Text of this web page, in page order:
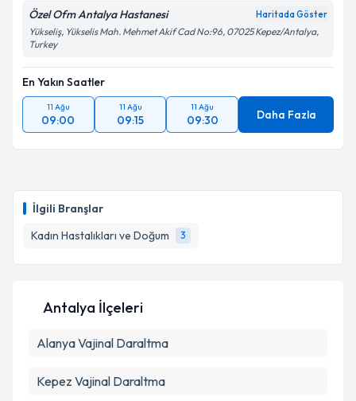
İlgili Branşlar
Kadın Hastalıkları ve Doğum
3
Özel Ofm Antalya Hastanesi Haritada Göster
Yükseliş, Yükselis Mah. Mehmet Akif Cad No:96, 07025 Kepez/Antalya,
Turkey
En Yakın Saatler
11 Ağu
09:00
11 Ağu
09:15
11 Ağu
09:30 Daha Fazla
Antalya İlçeleri
AlanyaVajinal Daraltma
Kepez Vajinal Daraltma